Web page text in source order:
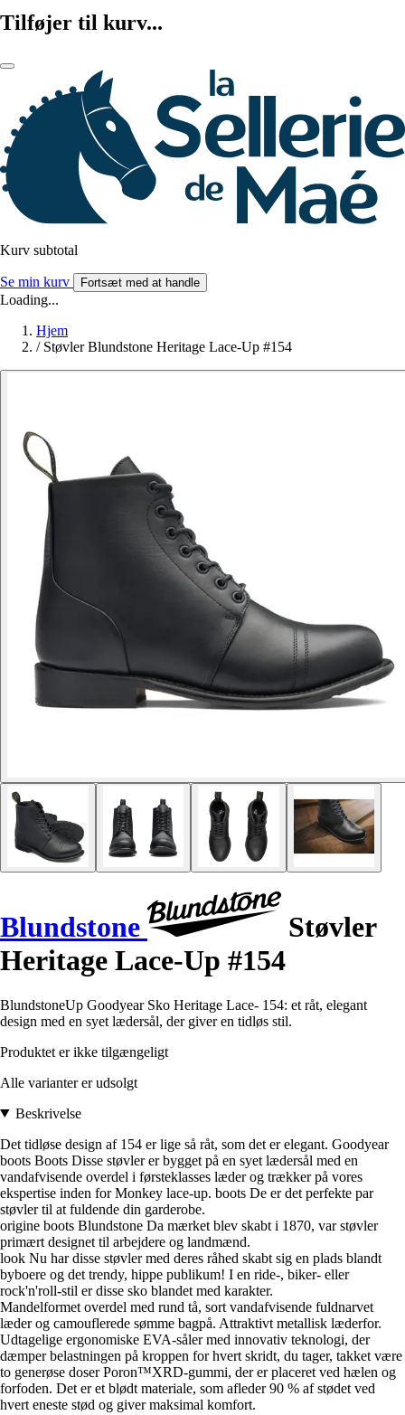
Tilføjer til kurv...
Kurv subtotal
Se min kurv Fortsæt med at handle
Loading...
Hjem
/ Støvler Blundstone Heritage Lace-Up #154
Blundstone
Støvler
Heritage Lace-Up #154
BlundstoneUp Goodyear Sko Heritage Lace- 154: et råt, elegant
design med en syet lædersål, der giver en tidløs stil.
Produktet er ikke tilgængeligt
Alle varianter er udsolgt
Beskrivelse
Det tidløse design af 154 er lige så råt, som det er elegant. Goodyear
boots Boots Disse støvler er bygget på en syet lædersål med en
vandafvisende overdel i førsteklasses læder og trækker på vores
ekspertise inden for Monkey lace-up. boots De er det perfekte par
støvler til at fuldende din garderobe.
origine boots Blundstone Da mærket blev skabt i 1870, var støvler
primært designet til arbejdere og landmænd.
look Nu har disse støvler med deres råhed skabt sig en plads blandt
byboere og det trendy, hippe publikum! I en ride-, biker- eller
rock'n'roll-stil er disse sko blandet med karakter.
Mandelformet overdel med rund tå, sort vandafvisende fuldnarvet
læder og camouflerede sømme bagpå. Attraktivt metallisk læderfor.
Udtagelige ergonomiske EVA-såler med innovativ teknologi, der
dæmper belastningen på kroppen for hvert skridt, du tager, takket være
to generøse doser Poron™XRD-gummi, der er placeret ved hælen og
forfoden. Det er et blødt materiale, som afleder 90 % af stødet ved
hvert eneste stød og giver maksimal komfort.